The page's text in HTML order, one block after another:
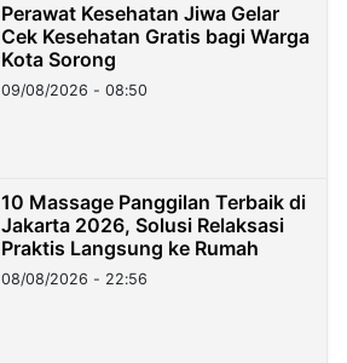
Perawat Kesehatan Jiwa Gelar
Cek Kesehatan Gratis bagi Warga
Kota Sorong
09/08/2026 - 08:50
10 Massage Panggilan Terbaik di
Jakarta 2026, Solusi Relaksasi
Praktis Langsung ke Rumah
08/08/2026 - 22:56